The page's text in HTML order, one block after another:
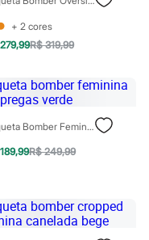
+ 2 cores
R$ 319,99
Jaqueta Bomber Feminina Com Pregas Verde
R$ 249,99